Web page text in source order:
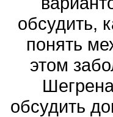
обсудить,
понять
этом
обсудить